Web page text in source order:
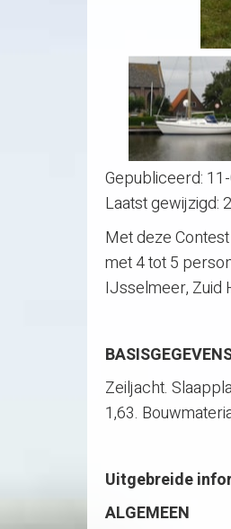
Gepubliceerd:
Laatst gewijzigd:
Met deze
met 4 tot 5
IJsselmeer, Zuid
Zeiljacht.
1,63.
Uitgebreide
ALGEMEEN